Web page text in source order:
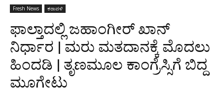
Fresh News ಕರಾವಳಿ
ಫಾಲ್ತಾದಲ್ಲಿ ಜಹಾಂಗೀರ್ ಖಾನ್
ನಿರ್ಧಾರ | ಮರು ಮತದಾನಕ್ಕೆ ಮೊದಲು
ಹಿಂದಡಿ | ತೃಣಮೂಲ ಕಾಂಗ್ರೆಸ್ಸಿಗೆ ಬಿದ್ದ
ಮೂಗೇಟು